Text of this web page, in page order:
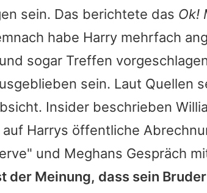
sein. Das berichtete das Ok!
habe Harry mehrfach
sogar Treffen
sein. Laut Quellen
Insider beschrieben
Harrys öffentliche
und Meghans Gespräch
der Meinung, dass sein